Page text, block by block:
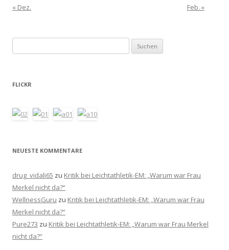
« Dez.
Feb. »
nach:
FLICKR
NEUESTE KOMMENTARE
drug_vidali65 zu Kritik bei Leichtathletik-EM: „Warum war Frau
Merkel nicht da?“
WellnessGuru zu Kritik bei Leichtathletik-EM: „Warum war Frau
Merkel nicht da?“
Pure273 zu Kritik bei Leichtathletik-EM: „Warum war Frau Merkel
nicht da?“